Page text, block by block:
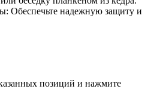
Обеспечьте надежную защиту и
позиций и нажмите